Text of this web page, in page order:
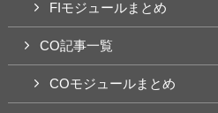
FIモジュールまとめ
CO記事一覧
COモジュールまとめ